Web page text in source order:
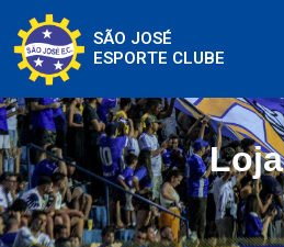
SÃO JOSÉ
ESPORTE CLUBE
Loja